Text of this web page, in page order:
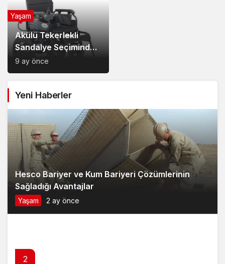
Akülü Tekerlekli
Sandalye Seçiminde
Dikkat Edilecek
Noktalar: Konfor,
Model Tercihi
9 ay önce
Yaşam
Yeni Haberler
Hesco Bariyer ve Kum Bariyeri Çözümlerinin
Sağladığı Avantajlar
Yaşam 2 ay önce
2